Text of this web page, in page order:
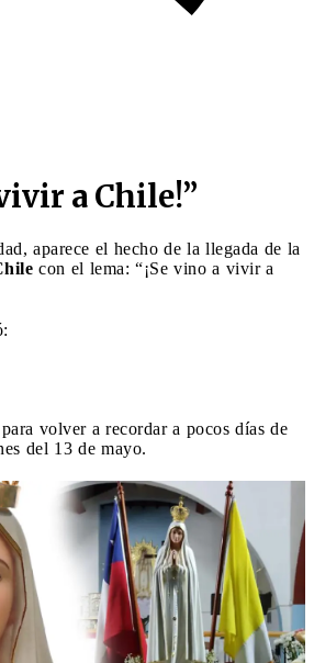
a Chile!”
aparece el hecho de la llegada de la
con el lema: “¡Se vino a vivir a
volver a recordar a pocos días de
del 13 de mayo.